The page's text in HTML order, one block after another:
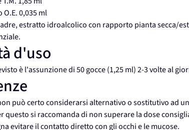
0,035 ml
estratto idroalcolico con rapporto pianta secca/
d'uso
è l'assunzione di 50 gocce (1,25 ml) 2-3 volte al
può certo considerarsi alternativo o sostitutivo ad
questo si raccomanda di non superare la dose
evitare il contatto diretto con gli occhi e le mucose.